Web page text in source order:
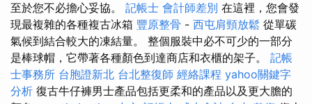
至於您不必擔心妥協。 記帳士 會計師差別 在這裡，您會發
現最複雜的各種複古冰箱 豐原整骨 - 西屯肩頸放鬆 從單碳
氣候到結合較大的凍結量。 整個服裝中必不可少的一部分
是棒球帽，它帶著各種顏色到達商店和衣櫃的架子。 記帳
士事務所 台胞證新北 台北整復師 經絡課程 yahoo關鍵字
分析 復古牛仔褲男士產品包括更柔和的產品以及更大膽的